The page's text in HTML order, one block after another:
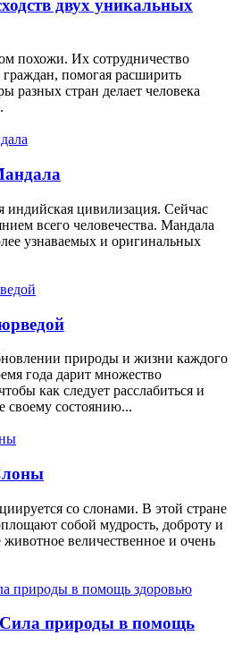
двух уникальных
похожи. Их сотрудничество
помогая расширить
разных стран делает человека
индийская цивилизация. Сейчас
всего человечества. Мандала
узнаваемых и оригинальных
природы и жизни каждого
года дарит множество
как следует расслабиться и
своему состоянию...
со слонами. В этой стране
собой мудрость, доброту и
величественное и очень
природы в помощь